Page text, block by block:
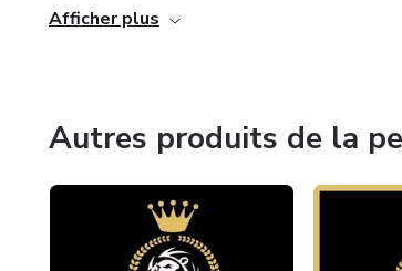
Afficher plus
Autres produits de la